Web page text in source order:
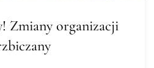
Zmiany organizacji